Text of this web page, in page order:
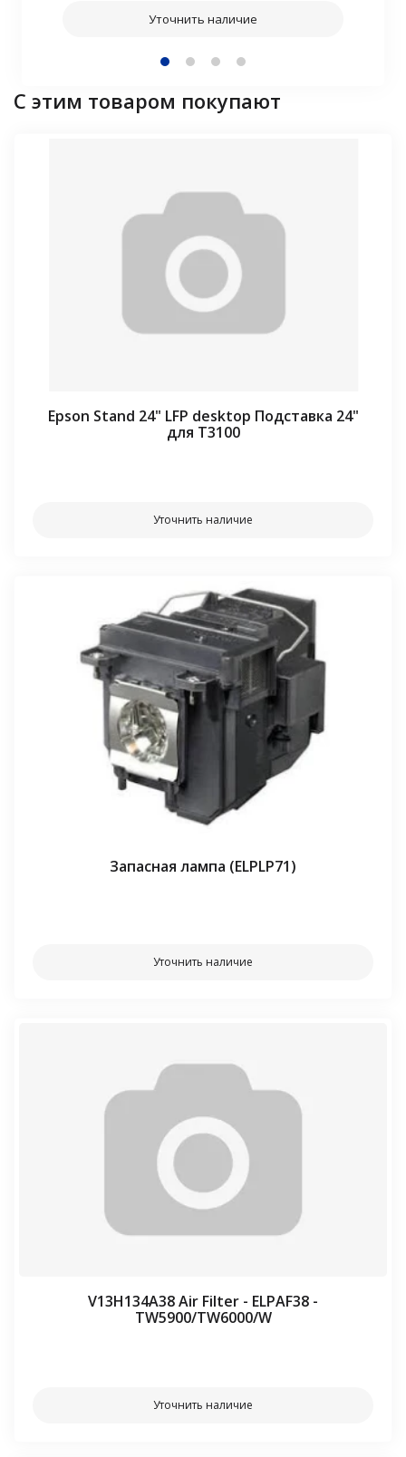
Уточнить наличие
С этим товаром покупают
Epson Stand 24" LFP desktop Подставка 24"
для T3100
Уточнить наличие
Запасная лампа (ELPLP71)
Уточнить наличие
V13H134A38 Air Filter - ELPAF38 -
TW5900/TW6000/W
Уточнить наличие